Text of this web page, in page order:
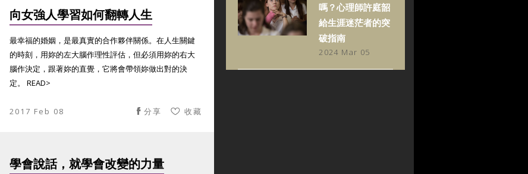
向女強人學習如何翻轉人生
最幸福的婚姻，是最真實的合作夥伴關係。在人生關鍵
的時刻，用妳的左大腦作理性評估，但必須用妳的右大
腦作決定，跟著妳的直覺，它將會帶領妳做出對的決
定。 READ>
2017 Feb 08 收藏
分享
學會說話，就學會改變的力量
嗎？心理師許庭韶
給生涯迷茫者的突
破指南
2024 Mar 05